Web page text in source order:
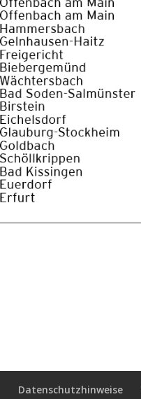
Datenschutzhinweise